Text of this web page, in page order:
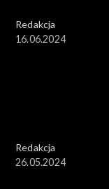
Redakcja
16.06.2024
Redakcja
26.05.2024